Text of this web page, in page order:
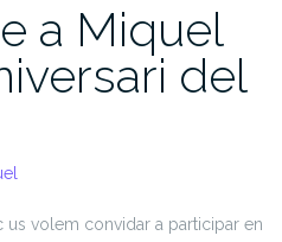
a Miquel
del
us volem convidar a participar en